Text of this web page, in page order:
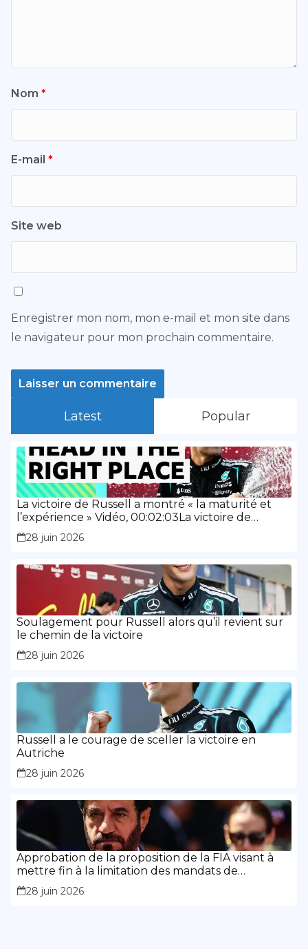
Nom *
E-mail *
Site web
Enregistrer mon nom, mon e-mail et mon site dans
le navigateur pour mon prochain commentaire.
Latest Popular
La victoire de Russell a montré « la maturité et
l’expérience » Vidéo, 00:02:03La victoire de
Russell a montré « la maturité et l’expérience »
28 juin 2026
Soulagement pour Russell alors qu’il revient sur
le chemin de la victoire
28 juin 2026
Russell a le courage de sceller la victoire en
Autriche
28 juin 2026
Approbation de la proposition de la FIA visant à
mettre fin à la limitation des mandats de
présidence
28 juin 2026